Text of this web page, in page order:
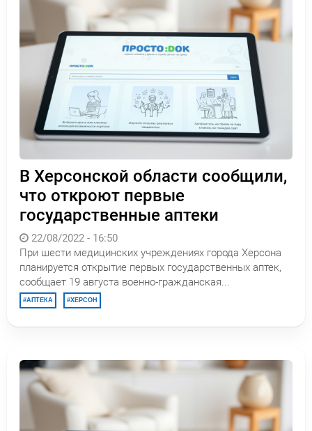
В Херсонской области сообщили,
что откроют первые
государственные аптеки
22/08/2022 - 16:50
При шести медицинских учреждениях города Херсона
планируется открытие первых государственных аптек,
сообщает 19 августа военно-гражданская...
АПТЕКА ХЕРСОН